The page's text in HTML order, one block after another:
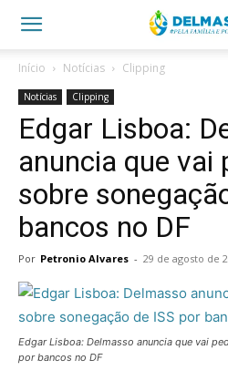
Início Notícias Clipping
Notícias Clipping
Edgar Lisboa:
anuncia que vai
sobre
bancos no DF
Por Petronio Alvares - 29 de agosto de
Edgar Lisboa: Delmasso anuncia que vai
por bancos no DF